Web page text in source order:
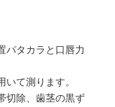
パタカラと口唇力
て測ります。
切除、歯茎の黒ず